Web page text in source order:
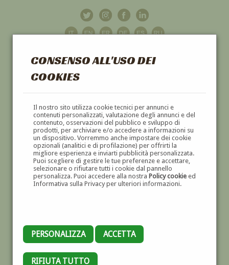
CONSENSO ALL'USO DEI
COOKIES
Il nostro sito utilizza cookie tecnici per annunci e
contenuti personalizzati, valutazione degli annunci e del
contenuto, osservazioni del pubblico e sviluppo di
prodotti, per archiviare e/o accedere a informazioni su
un dispositivo. Vorremmo anche impostare dei cookie
opzionali (analitici e di profilazione) per offrirti la
migliore esperienza e inviarti pubblicità personalizzata.
Puoi scegliere di gestire le tue preferenze e accettare,
selezionare o rifiutare tutti i cookie dal pannello
personalizza. Puoi accedere alla nostra Policy cookieed
Informativa sulla Privacy per ulteriori informazioni.
PERSONALIZZA ACCETTA
RIFIUTA TUTTO
GALLERIAD'ARTE
DIPINTI E SCULTURE '800 E '900